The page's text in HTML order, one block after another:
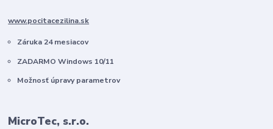
www.pocitacezilina.sk
Záruka 24 mesiacov
ZADARMO Windows 10/11
Možnosť úpravy parametrov
MicroTec, s.r.o.